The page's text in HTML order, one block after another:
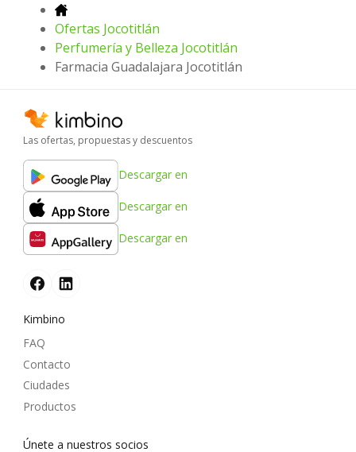
Ofertas Jocotitlán
Perfumería y Belleza Jocotitlán
Farmacia Guadalajara Jocotitlán
Las ofertas, propuestas y descuentos
Descargar en
Descargar en
Descargar en
Kimbino
FAQ
Contacto
Ciudades
Productos
Únete a nuestros socios